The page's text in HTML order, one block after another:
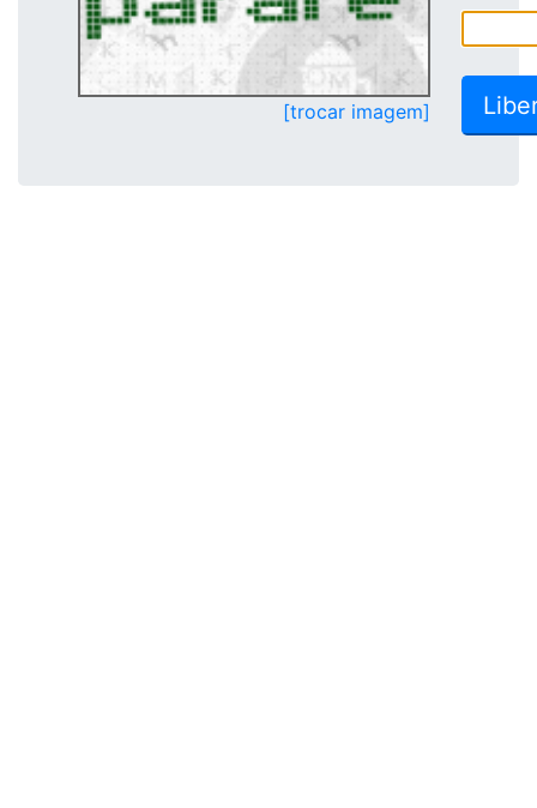
[trocar imagem]